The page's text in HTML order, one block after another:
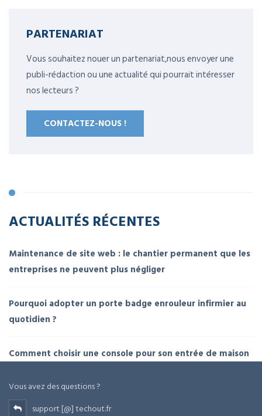
PARTENARIAT
Vous souhaitez nouer un partenariat,nous envoyer une
publi-rédaction ou une actualité qui pourrait intéresser
nos lecteurs ?
CONTACTEZ-NOUS !
ACTUALITÉS RÉCENTES
Maintenance de site web : le chantier permanent que les
entreprises ne peuvent plus négliger
Pourquoi adopter un porte badge enrouleur infirmier au
quotidien ?
Comment choisir une console pour son entrée de maison
Vous avez des questions ?
support [@] techout.fr